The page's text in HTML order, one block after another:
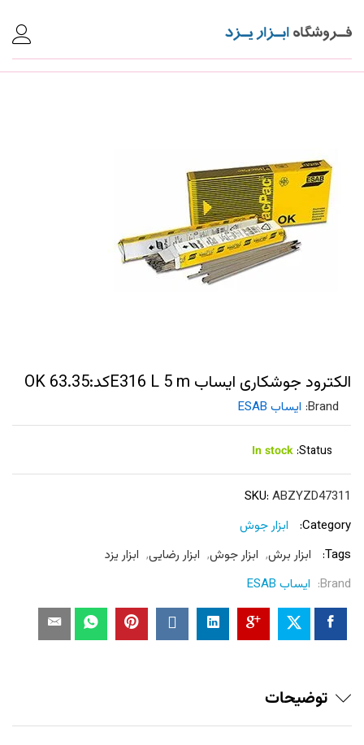
الکترود جوشکاری ایساب E316 L 5 mکد:OK 63.35
Brand: ایساب ESAB
Status:
In stock
SKU: ABZYZD47311
Category:
ابزار جوش
Tags:
ابزار برش, ابزار جوش, ابزار رضایی, ابزار یزد
Brand: ایساب ESAB
توضیحات